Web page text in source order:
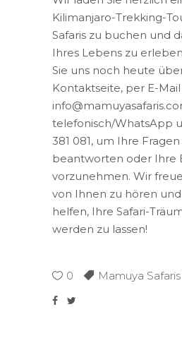
Kilimanjaro-Trekking-
Safaris zu buchen und
Ihres Lebens zu
Sie uns noch heute
Kontaktseite, per E-
telefonisch/WhatsApp
381 081, um Ihre Fragen
beantworten oder Ihre
vorzunehmen. Wir
von Ihnen zu hören
helfen, Ihre Safari-
werden zu lassen!
0 Mamuya